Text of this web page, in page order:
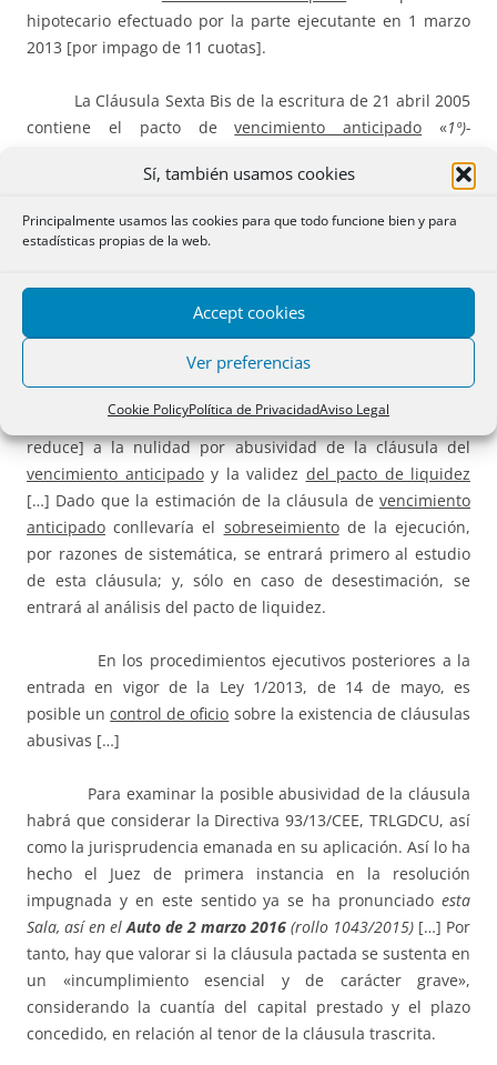
Sí, también usamos cookies
Principalmente usamos las cookies para que todo funcione bien y para
estadísticas propias de la web.
Accept cookies
Ver preferencias
Cookie PolicyPolítica de PrivacidadAviso Legal
hipotecario efectuado por la parte ejecutante en 1 marzo
2013 [por impago de 11 cuotas].
La Cláusula Sexta Bis de la escritura de 21 abril 2005
contiene el pacto devencimiento anticipado «1º)-
«La Caixa» podrá dar por vencido el crédito aunque no
totalidad de lo adeudado por capital e intereses, en caso de
algunode los vencimientos de capital
intereses y/o cuotas mixtas u otras obligaciones dinerarias
derivadas del presente contrato(…)».
EL RECURSO.- […] el objeto del recurso de apelación [se
reduce] a la nulidad por abusividad de la cláusula del
vencimiento anticipadoy la validez del pacto de liquidez
[…] Dado que la estimación de la cláusula de vencimiento
anticipado conllevaría el sobreseimientode la ejecución,
por razones de sistemática, se entrará primero al estudio
de esta cláusula; y, sólo en caso de desestimación, se
entrará al análisis del pacto de liquidez.
En los procedimientos ejecutivos posteriores a la
entrada en vigor de la Ley 1/2013, de 14 de mayo, es
posible uncontrol de oficio sobre la existencia de cláusulas
abusivas […]
Para examinar la posible abusividad de la cláusula
habrá que considerar la Directiva 93/13/CEE, TRLGDCU, así
como la jurisprudencia emanada en su aplicación. Así lo ha
hecho el Juez de primera instancia en la resolución
impugnada y en este sentido ya se ha pronunciado esta
Sala, así en elAuto de 2 marzo 2016 (rollo 1043/2015) […] Por
tanto, hay que valorar si la cláusula pactada se sustenta en
un «incumplimiento esencial y de carácter grave»,
considerando la cuantía del capital prestado y el plazo
concedido, en relación al tenor de la cláusula trascrita.